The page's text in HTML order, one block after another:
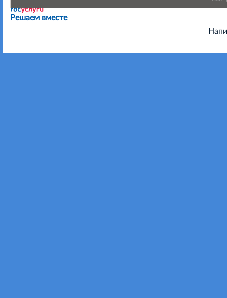
Решаем вместе
Есть предложения по организации учебного процесса